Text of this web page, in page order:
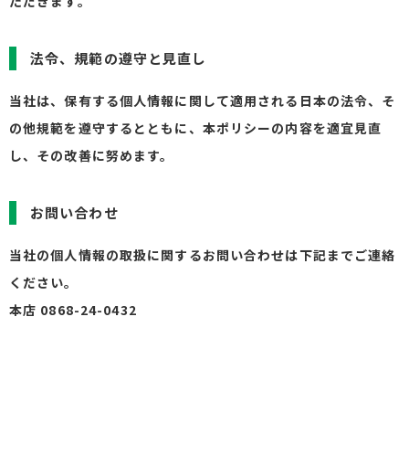
法令、規範の遵守と見直し
当社は、保有する個人情報に関して適用される日本の法令、そ
の他規範を遵守するとともに、本ポリシーの内容を適宜見直
し、その改善に努めます。
お問い合わせ
当社の個人情報の取扱に関するお問い合わせは下記までご連絡
ください。
本店 0868-24-0432